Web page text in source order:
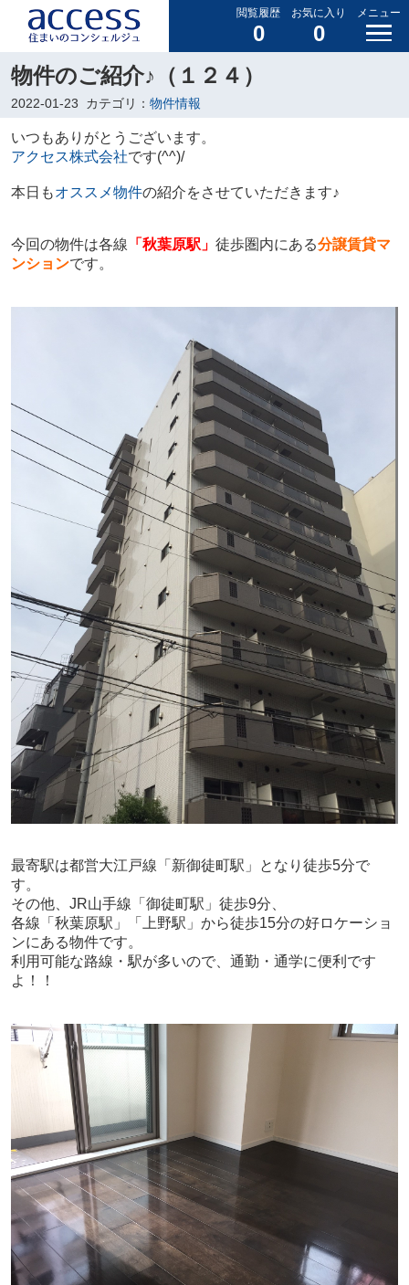
閲覧履歴
0
お気に入り
0
メニュー
物件のご紹介♪（１２４）
2022-01-23 カテゴリ： 物件情報
いつもありがとうございます。
アクセス株式会社です(^^)/
本日もオススメ物件の紹介をさせていただきます♪
今回の物件は各線 「 秋葉原駅」 徒歩圏内にある分譲賃貸マ
ンションです。
最寄駅は都営大江戸線「新御徒町駅」となり徒歩5分で
す。
その他、JR山手線「御徒町駅」徒歩9分、
各線「秋葉原駅」「上野駅」から徒歩15分の好ロケーショ
ンにある物件です。
利用可能な路線・駅が多いので、通勤・通学に便利です
よ！！